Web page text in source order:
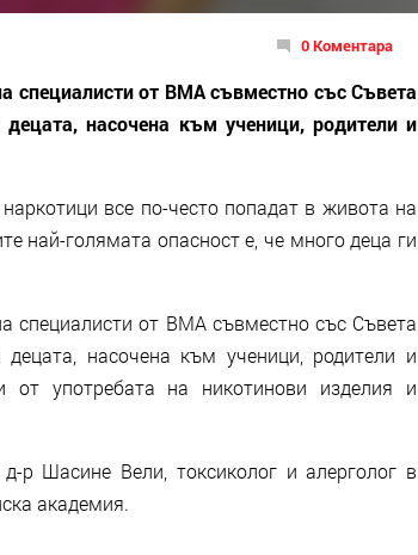
0 Коментара
от ВМА съвместно със Съвета
насочена към ученици, родители и
все по-често попадат в живота на
най-голямата опасност е, че много деца ги
от ВМА съвместно със Съвета
насочена към ученици, родители и
употребата на никотинови изделия и
р Шасине Вели, токсиколог и алерголог в
академия.